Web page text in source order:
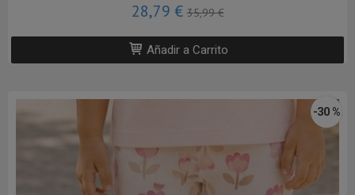
28,79 €35,99 €
Añadir a Carrito
-30 %